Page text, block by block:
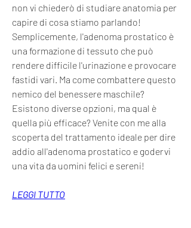
non vi chiederò di studiare anatomia per
capire di cosa stiamo parlando!
Semplicemente, l'adenoma prostatico è
una formazione di tessuto che può
rendere difficile l'urinazione e provocare
fastidi vari. Ma come combattere questo
nemico del benessere maschile?
Esistono diverse opzioni, ma qual è
quella più efficace? Venite con me alla
scoperta del trattamento ideale per dire
addio all'adenoma prostatico e godervi
una vita da uomini felici e sereni!
LEGGI TUTTO